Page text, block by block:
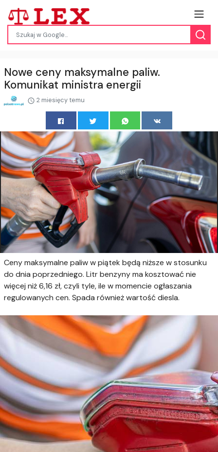
Nowe ceny maksymalne paliw.
Komunikat ministra energii
2 miesięcy temu
Ceny maksymalne paliw w piątek będą niższe w stosunku
do dnia poprzedniego. Litr benzyny ma kosztować nie
więcej niż 6,16 zł, czyli tyle, ile w momencie ogłaszania
regulowanych cen. Spada również wartość diesla.